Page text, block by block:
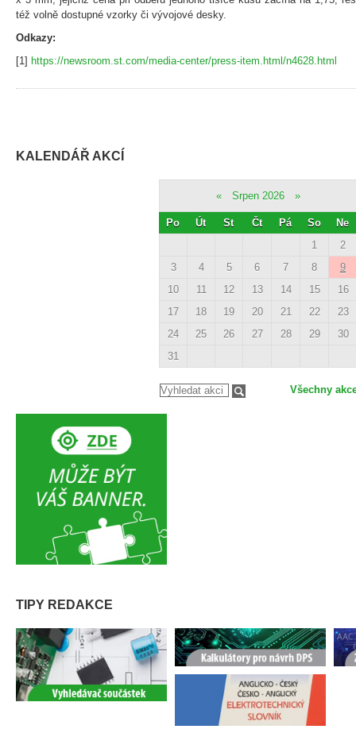
též volně dostupné vzorky či vývojové desky.
Odkazy:
[1] https://newsroom.st.com/media-center/press-item.html/n4628.html
KALENDÁŘ AKCÍ
« Srpen 2026 »
Po Út St Čt Pá So
Ne
1
2
3
4 5 6 7 8
9
10
11 12 13 14 15
16
17
18 19 20 21 22
23
24
25 26 27 28 29
30
31
Všechny
TIPY REDAKCE